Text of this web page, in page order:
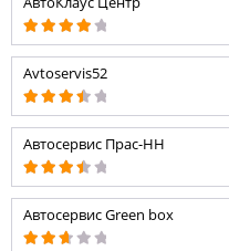
Avtoservis52
Автосервис Прас-НН
Автосервис Green box